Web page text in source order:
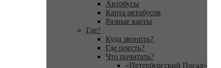
Автобусы
Карта автобусов
Разные карты
Где?
Куда звонить?
Где поесть?
Что почитать?
«Петербургский Посад»